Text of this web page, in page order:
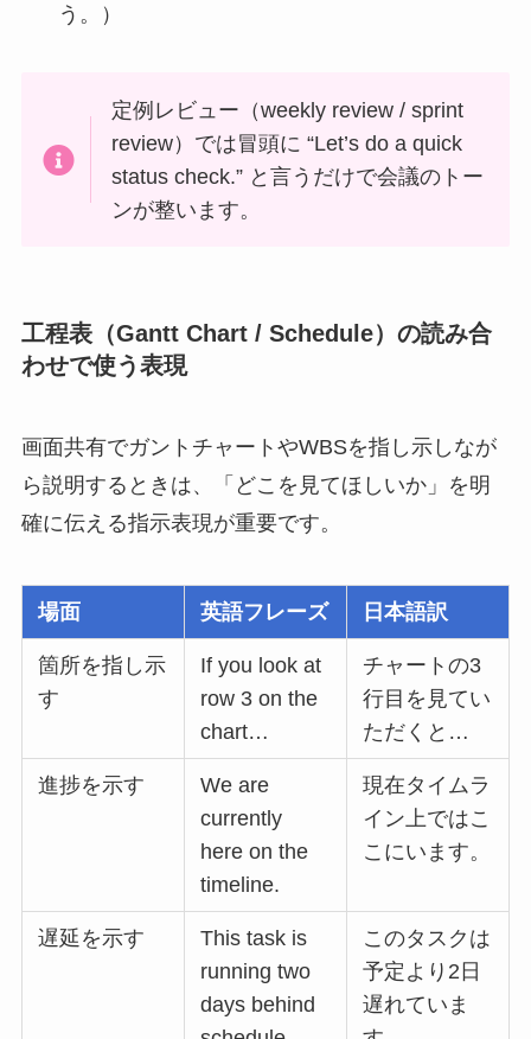
う。）
定例レビュー（weekly review / sprint
review）では冒頭に “Let’s do a quick
status check.” と言うだけで会議のトー
ンが整います。
工程表（Gantt Chart / Schedule）の読み合
わせで使う表現
画面共有でガントチャートやWBSを指し示しなが
ら説明するときは、「どこを見てほしいか」を明
確に伝える指示表現が重要です。
場面 英語フレーズ 日本語訳
箇所を指し示
す
If you look at
row 3 on the
chart…
チャートの3
行目を見てい
ただくと…
進捗を示す
We are
currently
here on the
timeline.
現在タイムラ
イン上ではこ
こにいます。
遅延を示す
This task is
running two
days behind
このタスクは
予定より2日
遅れていま